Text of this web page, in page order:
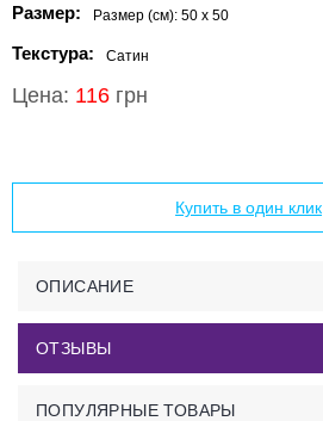
Размер: Размер (см): 50 x 50
Текстура: Сатин
Цена: 116 грн
Купить в один клик
ОПИСАНИЕ
ОТЗЫВЫ
ПОПУЛЯРНЫЕ ТОВАРЫ